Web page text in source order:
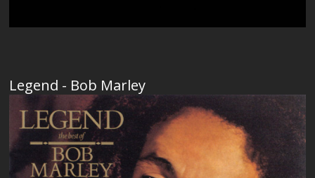
Legend - Bob Marley